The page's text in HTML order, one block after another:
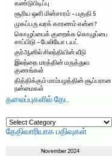
கண்டுபிடிப்பு
சூரிய ஒளி மின்சாரம் – பகுதி 5
முகப்பரு வரக் காரணம் என்ன?
கொழுப்பைக் குறைக்க கொழுப்பை
சாப்பிடு – பேலியோ டயட்
குர்ஆனில் சிலந்தியின் வீடு
இலந்தை மரத்தின் மருத்துவ
குணங்கள்
தித்திக்கும் மாம்பழத்தின் சூப்பரான
நன்மைகள்
தலைப்புகளில் தேட
தலைப்புகளில்
தேட
தேதிவாரியாக பதிவுகள்
November 2024